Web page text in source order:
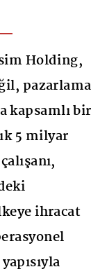
Holding,
pazarlama
kapsamlı bir
5 milyar
ihracat